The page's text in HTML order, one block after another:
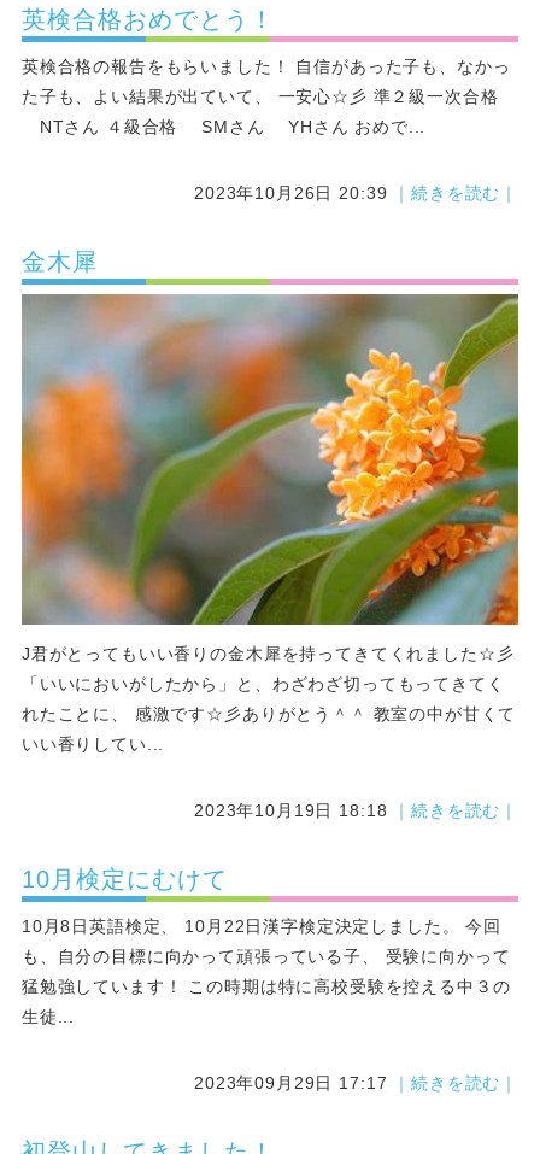
英検合格おめでとう！
英検合格の報告をもらいました！ 自信があった子も、なかっ
た子も、よい結果が出ていて、 一安心☆彡 準２級一次合格
NTさん ４級合格 SMさん YHさん おめで...
2023年10月26日 20:39 ｜続きを読む｜
金木犀
J君がとってもいい香りの金木犀を持ってきてくれました☆彡
「いいにおいがしたから」と、わざわざ切ってもってきてく
れたことに、 感激です☆彡ありがとう＾＾ 教室の中が甘くて
いい香りしてい...
2023年10月19日 18:18 ｜続きを読む｜
10月検定にむけて
10月8日英語検定、 10月22日漢字検定決定しました。 今回
も、自分の目標に向かって頑張っている子、 受験に向かって
猛勉強しています！ この時期は特に高校受験を控える中３の
生徒...
2023年09月29日 17:17 ｜続きを読む｜